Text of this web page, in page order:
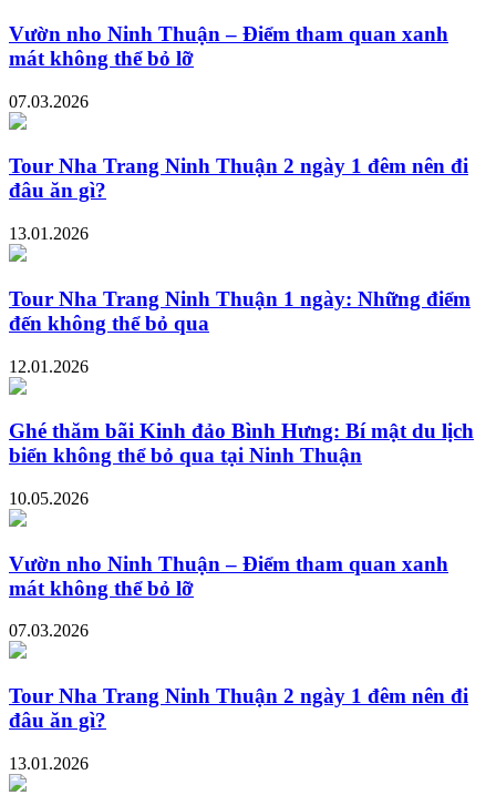
Vườn nho Ninh Thuận – Điểm tham quan xanh
mát không thể bỏ lỡ
07.03.2026
Tour Nha Trang Ninh Thuận 2 ngày 1 đêm nên đi
đâu ăn gì?
13.01.2026
Tour Nha Trang Ninh Thuận 1 ngày: Những điểm
đến không thể bỏ qua
12.01.2026
Ghé thăm bãi Kinh đảo Bình Hưng: Bí mật du lịch
biển không thể bỏ qua tại Ninh Thuận
10.05.2026
Vườn nho Ninh Thuận – Điểm tham quan xanh
mát không thể bỏ lỡ
07.03.2026
Tour Nha Trang Ninh Thuận 2 ngày 1 đêm nên đi
đâu ăn gì?
13.01.2026